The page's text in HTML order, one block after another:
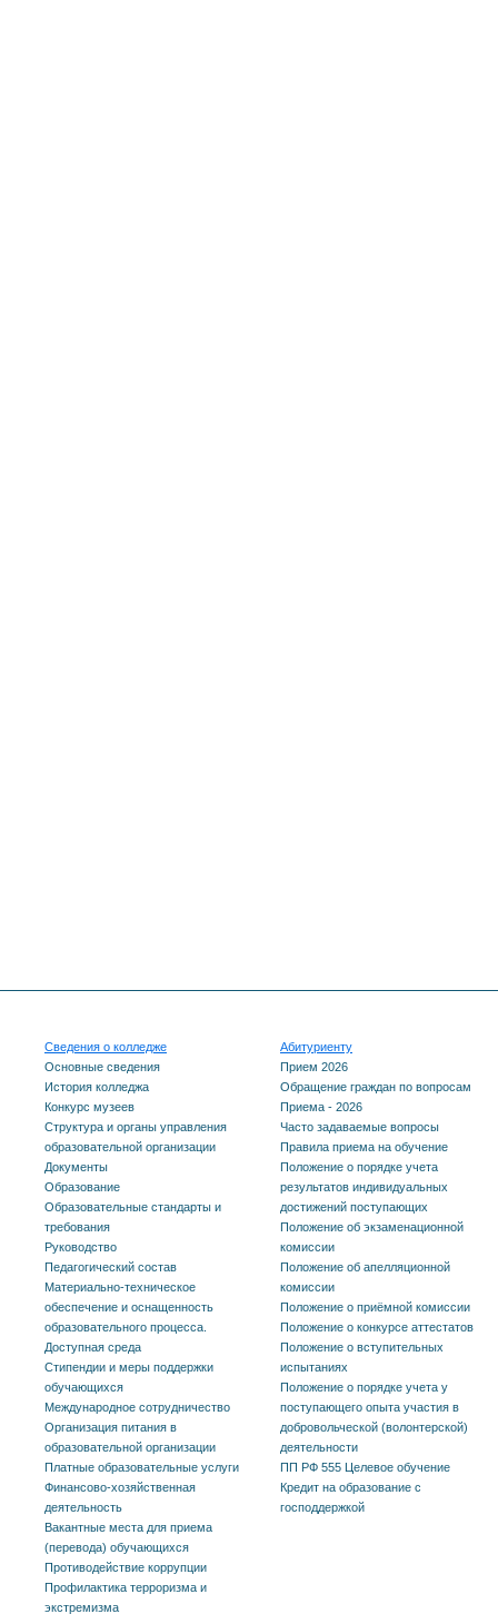
Сведения о колледже
Основные сведения
История колледжа
Конкурс музеев
Структура и органы управления
образовательной организации
Документы
Образование
Образовательные стандарты и
требования
Руководство
Педагогический состав
Материально-техническое
обеспечение и оснащенность
образовательного процесса.
Доступная среда
Стипендии и меры поддержки
обучающихся
Международное сотрудничество
Организация питания в
образовательной организации
Платные образовательные услуги
Финансово-хозяйственная
деятельность
Вакантные места для приема
(перевода) обучающихся
Противодействие коррупции
Профилактика терроризма и
экстремизма
Абитуриенту
Прием 2026
Обращение граждан по вопросам
Приема - 2026
Часто задаваемые вопросы
Правила приема на обучение
Положение о порядке учета
результатов индивидуальных
достижений поступающих
Положение об экзаменационной
комиссии
Положение об апелляционной
комиссии
Положение о приёмной комиссии
Положение о конкурсе аттестатов
Положение о вступительных
испытаниях
Положение о порядке учета у
поступающего опыта участия в
добровольческой (волонтерской)
деятельности
ПП РФ 555 Целевое обучение
Кредит на образование с
господдержкой